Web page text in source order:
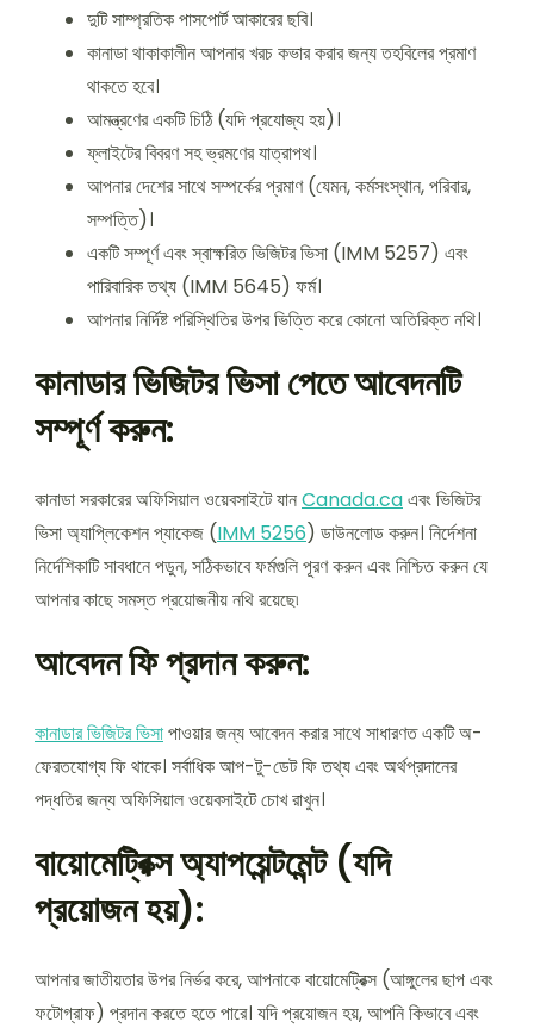
দুটি সাম্প্রতিক পাসপোর্ট আকারের ছবি।
কানাডা থাকাকালীন আপনার খরচ কভার করার জন্য তহবিলের প্রমাণ
থাকতে হবে।
আমন্ত্রণের একটি চিঠি (যদি প্রযোজ্য হয়)।
ফ্লাইটের বিবরণ সহ ভ্রমণের যাত্রাপথ।
আপনার দেশের সাথে সম্পর্কের প্রমাণ (যেমন, কর্মসংস্থান, পরিবার,
সম্পত্তি)।
একটি সম্পূর্ণ এবং স্বাক্ষরিত ভিজিটর ভিসা (IMM 5257) এবং
পারিবারিক তথ্য (IMM 5645) ফর্ম।
আপনার নির্দিষ্ট পরিস্থিতির উপর ভিত্তি করে কোনো অতিরিক্ত নথি।
কানাডার ভিজিটর ভিসা পেতে আবেদনটি
সম্পূর্ণ করুন:
কানাডা সরকারের অফিসিয়াল ওয়েবসাইটে যানCanada.caএবং ভিজিটর
ভিসা অ্যাপ্লিকেশন প্যাকেজ (IMM 5256) ডাউনলোড করুন। নির্দেশনা
নির্দেশিকাটি সাবধানে পড়ুন, সঠিকভাবে ফর্মগুলি পূরণ করুন এবং নিশ্চিত করুন যে
আপনার কাছে সমস্ত প্রয়োজনীয় নথি রয়েছে৷
আবেদন ফি প্রদান করুন:
কানাডার ভিজিটর ভিসাপাওয়ার জন্য আবেদন করার সাথে সাধারণত একটি অ-
ফেরতযোগ্য ফি থাকে। সর্বাধিক আপ-টু-ডেট ফি তথ্য এবং অর্থপ্রদানের
পদ্ধতির জন্য অফিসিয়াল ওয়েবসাইটে চোখ রাখুন।
বায়োমেট্রিক্স অ্যাপয়েন্টমেন্ট (যদি
প্রয়োজন হয়):
আপনার জাতীয়তার উপর নির্ভর করে, আপনাকে বায়োমেট্রিক্স (আঙ্গুলের ছাপ এবং
ফটোগ্রাফ) প্রদান করতে হতে পারে। যদি প্রয়োজন হয়, আপনি কিভাবে এবং